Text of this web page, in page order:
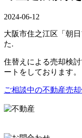
2024-06-12
大阪市住之江区「朝
た.
住替えによる売却検
ートをしております。
ご相談中の不動産売